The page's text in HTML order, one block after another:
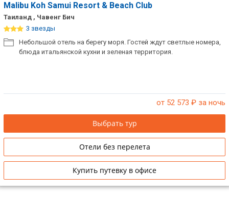
Malibu Koh Samui Resort & Beach Club
Таиланд , Чавенг Бич
3 звезды
Небольшой отель на берегу моря. Гостей ждут светлые номера,
блюда итальянской кухни и зеленая территория.
от 52 573 ₽ за ночь
Выбрать тур
Отели без перелета
Купить путевку в офисе